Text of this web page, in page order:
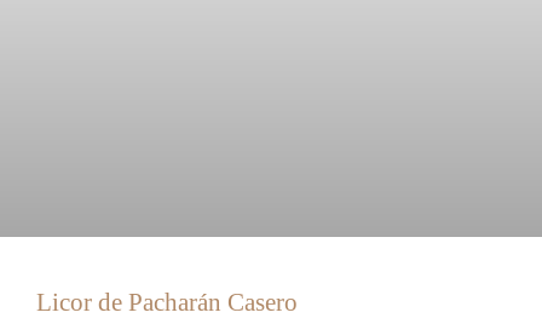
Licor de Pacharán Casero